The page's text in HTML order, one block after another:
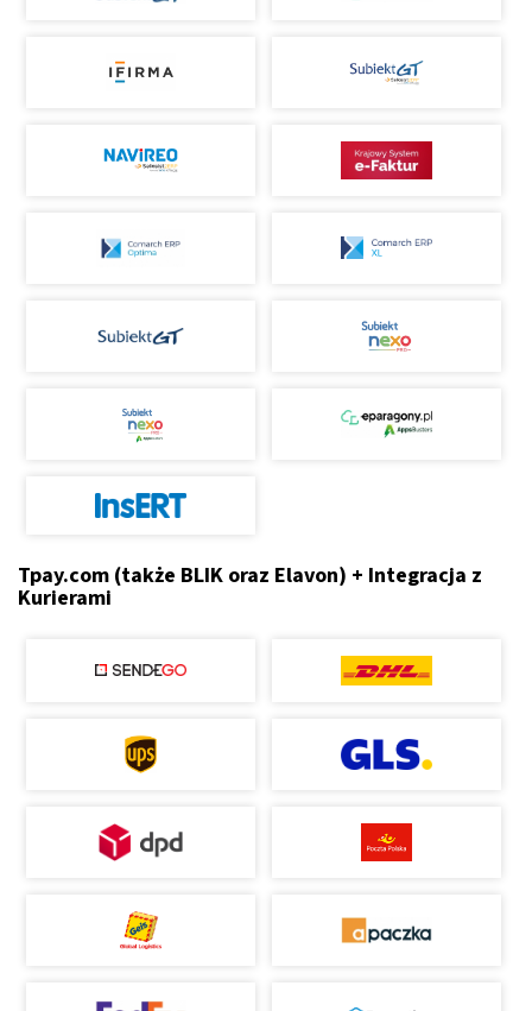
Tpay.com (także BLIK oraz Elavon) + Integracja z
Kurierami